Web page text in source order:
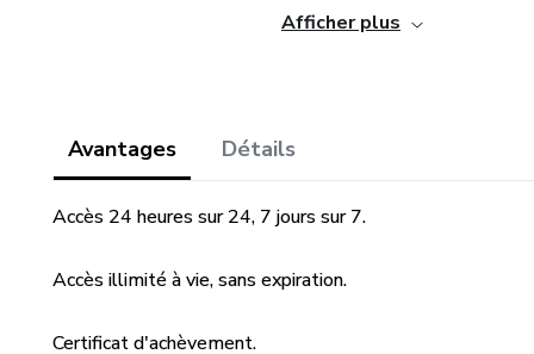
de créer des repas délicieux
plus en plus clairement que
(eau, terre, pollution,
nous en consommons plus
Afficher plus
Avantages Détails
Accès 24 heures sur 24, 7 jours sur 7.
Accès illimité à vie, sans expiration.
Certificat d'achèvement.